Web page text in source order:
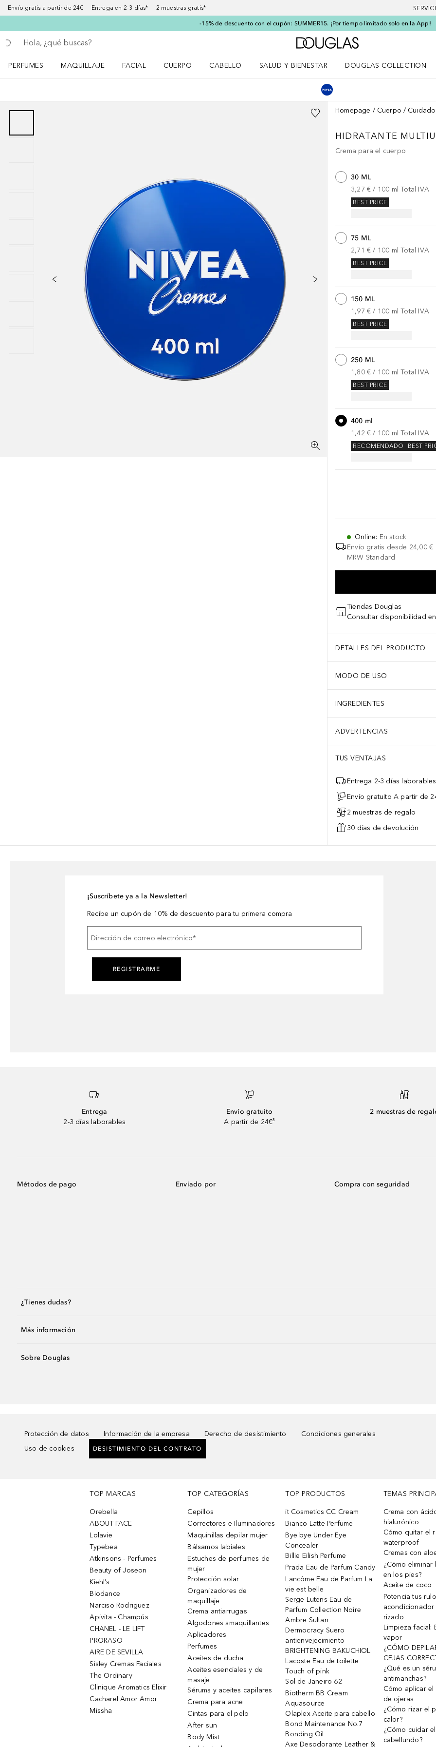
Envío gratis a partir de 24€ Entrega en 2-3 días* 2 muestras gratis*
-15% de descuento con el cupón: SUMMER15. ¡Por tiempo limitado solo en la App!
Regresar
Ejecutar búsqueda
A Douglas Home
PERFUMES
MAQUILLAJE
FACIAL
CUERPO
CABELLO
SALUD Y BIENESTAR
DOUGLAS COLLECTION
Homepage Cuerpo
HIDRATANTE
Crema para el cuerpo
30 ML
3,27 € / 100 ml Total IVA
BEST PRICE
75 ML
2,71 € / 100 ml Total IVA
BEST PRICE
150 ML
1,97 € / 100 ml Total IVA
BEST PRICE
250 ML
1,80 € / 100 ml Total IVA
BEST PRICE
400 ml
1,42 € / 100 ml Total IVA
BEST
RECOMENDADO
Online: En stock
Envío gratis desde 24,00 €
MRW Standard
Tiendas Douglas
Consultar disponibilidad
DETALLES DEL PRODUCTO
MODO DE USO
INGREDIENTES
ADVERTENCIAS
TUS VENTAJAS
Entrega 2-3 días laborables
Envío gratuito A partir de
2 muestras de regalo
30 días de devolución
¡Suscríbete ya a la Newsletter!
Recibe un cupón de 10% de descuento para tu primera compra
Dirección de correo electrónico*
REGISTRARME
Entrega
2-3 días laborables
Envío gratuito
A partir de 24€³
2 muestras de
Métodos de pago Enviado por Compra con seguridad
¿Tienes dudas?
Más información
Sobre Douglas
Protección de datos Información de la empresa Derecho de desistimiento
Condiciones generales
Uso de cookies
DESISTIMIENTO DEL CONTRATO
TOP MARCAS
Orebella
ABOUT-FACE
Lolavie
Typebea
Atkinsons - Perfumes
Beauty of Joseon
Kiehl’s
Biodance
Narciso Rodriguez
Apivita - Champús
CHANEL - LE LIFT
PRORASO
AIRE DE SEVILLA
Sisley Cremas Faciales
The Ordinary
Clinique Aromatics Elixir
Cacharel Amor Amor
Missha
TOP CATEGORÍAS
Cepillos
Correctores e Iluminadores
Maquinillas depilar mujer
Bálsamos labiales
Estuches de perfumes de
mujer
Protección solar
Organizadores de
maquillaje
Crema antiarrugas
Algodones smaquillantes
Aplicadores
Perfumes
Aceites de ducha
Aceites esenciales y de
masaje
Sérums y aceites capilares
Crema para acne
Cintas para el pelo
After sun
Body Mist
TOP PRODUCTOS
it Cosmetics CC Cream
Bianco Latte Perfume
Bye bye Under Eye
Concealer
Billie Eilish Perfume
Prada Eau de Parfum Candy
Lancôme Eau de Parfum La
vie est belle
Serge Lutens Eau de
Parfum Collection Noire
Ambre Sultan
Dermocracy Suero
antienvejecimiento
BRIGHTENING BAKUCHIOL
Lacoste Eau de toilette
Touch of pink
Sol de Janeiro 62
Biotherm BB Cream
Aquasource
Olaplex Aceite para cabello
Bond Maintenance No.7
Bonding Oil
Axe Desodorante Leather &
TEMAS
Crema con
hialurónico
Cómo quitar el
waterproof
Cremas con
¿Cómo eliminar
en los pies?
Aceite de coco
Potencia tus
rizado
Limpieza facial:
vapor
¿CÓMO
CEJAS
¿Qué es un
antimanchas?
Cómo aplicar
de ojeras
¿Cómo rizar el
calor?
¿Cómo cuidar
cabellundo?